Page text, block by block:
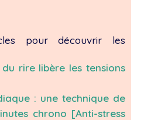
pour découvrir les
rire libère les tensions
: une technique de
chrono [Anti-stress